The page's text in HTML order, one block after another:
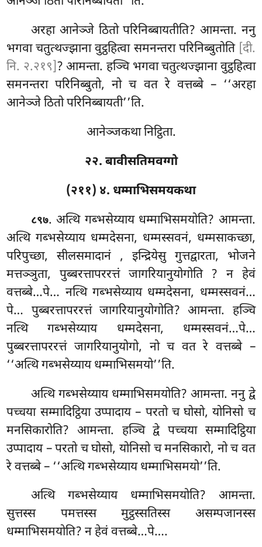
अरहा आनेञ्जे ठितो परिनिब्बायतीति? आमन्ता. ननु
भगवा चतुत्थज्झाना वुट्ठहित्वा समनन्तरा परिनिब्बुतोति [दी.
नि. २.२१९]? आमन्ता. हञ्चि भगवा चतुत्थज्झाना वुट्ठहित्वा
समनन्तरा परिनिब्बुतो, नो च वत रे वत्तब्बे – ‘‘अरहा
आनेञ्जे ठितो परिनिब्बायती’’ति.
आनेञ्जकथा निट्ठिता.
२२. बावीसतिमवग्गो
(२११) ४. धम्माभिसमयकथा
८९७. अत्थि गब्भसेय्याय धम्माभिसमयोति? आमन्ता.
अत्थि गब्भसेय्याय धम्मदेसना, धम्मस्सवनं, धम्मसाकच्छा,
परिपुच्छा, सीलसमादानं , इन्द्रियेसु गुत्तद्वारता, भोजने
मत्तञ्ञुता, पुब्बरत्तापररत्तं जागरियानुयोगोति ? न हेवं
वत्तब्बे…पे… नत्थि गब्भसेय्याय धम्मदेसना, धम्मस्सवनं…
पे… पुब्बरत्तापररत्तं जागरियानुयोगोति? आमन्ता. हञ्चि
नत्थि गब्भसेय्याय धम्मदेसना, धम्मस्सवनं…पे…
पुब्बरत्तापररत्तं जागरियानुयोगो, नो च वत रे वत्तब्बे –
‘‘अत्थि गब्भसेय्याय धम्माभिसमयो’’ति.
अत्थि गब्भसेय्याय धम्माभिसमयोति? आमन्ता. ननु द्वे
पच्चया सम्मादिट्ठिया उप्पादाय – परतो च घोसो, योनिसो च
मनसिकारोति? आमन्ता. हञ्चि द्वे पच्चया सम्मादिट्ठिया
उप्पादाय – परतो च घोसो, योनिसो च मनसिकारो, नो च वत
रे वत्तब्बे – ‘‘अत्थि गब्भसेय्याय धम्माभिसमयो’’ति.
अत्थि गब्भसेय्याय धम्माभिसमयोति? आमन्ता.
सुत्तस्स पमत्तस्स मुट्ठस्सतिस्स असम्पजानस्स
धम्माभिसमयोति? न हेवं वत्तब्बे…पे….